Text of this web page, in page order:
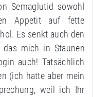
Semaglutid sowohl
Appetit auf fette
Es senkt auch den
das mich in Staunen
auch! Tatsächlich
(ich hatte aber mein
weil ich Ihr